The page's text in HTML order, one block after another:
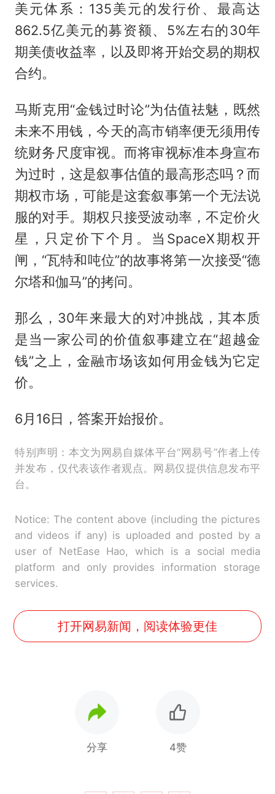
美元体系：135美元的发行价、最高达
862.5亿美元的募资额、5%左右的30年
期美债收益率，以及即将开始交易的期权
合约。
马斯克用“金钱过时论”为估值祛魅，既然
未来不用钱，今天的高市销率便无须用传
统财务尺度审视。而将审视标准本身宣布
为过时，这是叙事估值的最高形态吗？而
期权市场，可能是这套叙事第一个无法说
服的对手。期权只接受波动率，不定价火
星，只定价下个月。当SpaceX期权开
闸，“瓦特和吨位”的故事将第一次接受“德
尔塔和伽马”的拷问。
那么，30年来最大的对冲挑战，其本质
是当一家公司的价值叙事建立在“超越金
钱”之上，金融市场该如何用金钱为它定
价。
6月16日，答案开始报价。
特别声明：本文为网易自媒体平台“网易号”作者上传
并发布，仅代表该作者观点。网易仅提供信息发布平
台。
Notice: The content above (including the pictures
and videos if any) is uploaded and posted by a
user of NetEase Hao, which is a social media
platform and only provides information storage
services.
打开网易新闻，阅读体验更佳
分享 4赞